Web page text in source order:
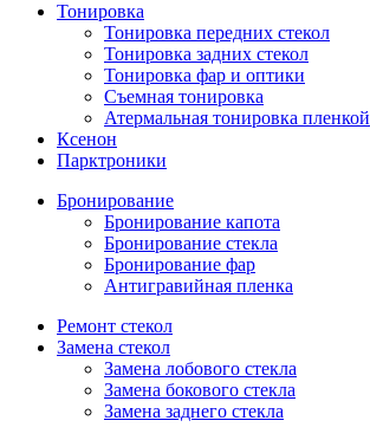
Тонировка
Тонировка передних стекол
Тонировка задних стекол
Тонировка фар и оптики
Съемная тонировка
Атермальная тонировка пленкой
Ксенон
Парктроники
Бронирование
Бронирование капота
Бронирование стекла
Бронирование фар
Антигравийная пленка
Ремонт стекол
Замена стекол
Замена лобового стекла
Замена бокового стекла
Замена заднего стекла